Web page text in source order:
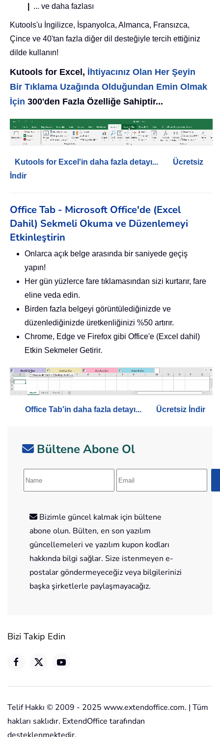
... ve daha fazlası
Kutools'u İngilizce, İspanyolca, Almanca, Fransızca,
Çince ve 40'tan fazla diğer dil desteğiyle tercih ettiğiniz
dilde kullanın!
Kutools for Excel, İhtiyacınız Olan Her Şeyin
Bir Tıklama Uzağında Olduğundan Emin Olmak
İçin 300'den Fazla Özelliğe Sahiptir...
Kutools for Excel'in daha fazla detayı...
Ücretsiz
İndir
Office Tab - Microsoft Office'de (Excel
Dahil) Sekmeli Okuma ve Düzenlemeyi
Etkinleştirin
Onlarca açık belge arasında bir saniyede geçiş
yapın!
Her gün yüzlerce fare tıklamasından sizi kurtarır, fare
eline veda edin.
Birden fazla belgeyi görüntülediğinizde ve
düzenlediğinizde üretkenliğinizi %50 artırır.
Chrome, Edge ve Firefox gibi Office'e (Excel dahil)
Etkin Sekmeler Getirir.
Office Tab'in daha fazla detayı... Ücretsiz İndir
Bültene Abone Ol
Bizimle güncel kalmak için bültene
abone olun. Bülten, en son yazılım
güncellemeleri ve yazılım kupon kodları
hakkında bilgi sağlar. Size istenmeyen e-
postalar göndermeyeceğiz veya bilgilerinizi
başka şirketlerle paylaşmayacağız.
Bizi Takip Edin
Telif Hakkı © 2009 - 2025 www.extendoffice.com. | Tüm
hakları saklıdır. ExtendOffice tarafından